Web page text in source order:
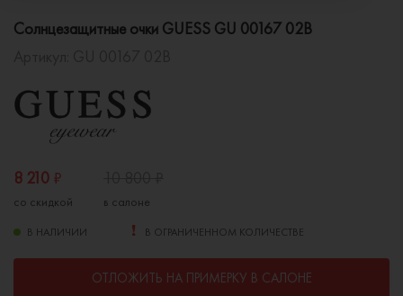
Солнцезащитные очки GUESS GU 00167 02B
8 210 ₽
со скидкой в салоне
В НАЛИЧИИ В ОГРАНИЧЕННОМ КОЛИЧЕСТВЕ
ОТЛОЖИТЬ НА ПРИМЕРКУ В САЛОНЕ